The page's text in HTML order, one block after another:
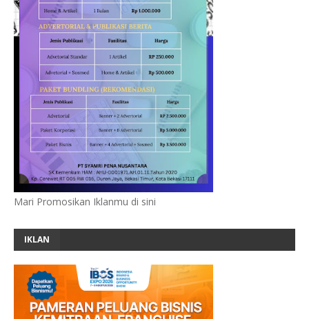
Mari Promosikan Iklanmu di sini
IKLAN